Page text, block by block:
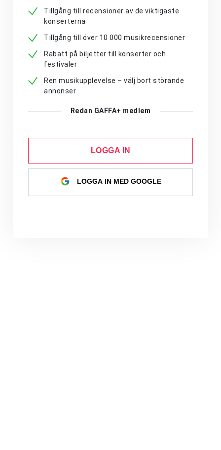
Tillgång till recensioner av de viktigaste
konserterna
Tillgång till över 10 000 musikrecensioner
Rabatt på biljetter till konserter och
festivaler
Ren musikupplevelse – välj bort störande
annonser
Redan GAFFA+ medlem
LOGGA IN
LOGGA IN MED GOOGLE